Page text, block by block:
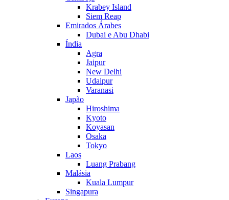
Krabey Island
Siem Reap
Emirados Árabes
Dubai e Abu Dhabi
Índia
Agra
Jaipur
New Delhi
Udaipur
Varanasi
Japão
Hiroshima
Kyoto
Koyasan
Osaka
Tokyo
Laos
Luang Prabang
Malásia
Kuala Lumpur
Singapura